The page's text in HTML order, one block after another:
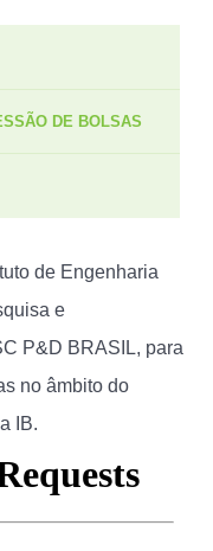
DE BOLSAS
de Engenharia
e
P&D BRASIL, para
no âmbito do
IB.